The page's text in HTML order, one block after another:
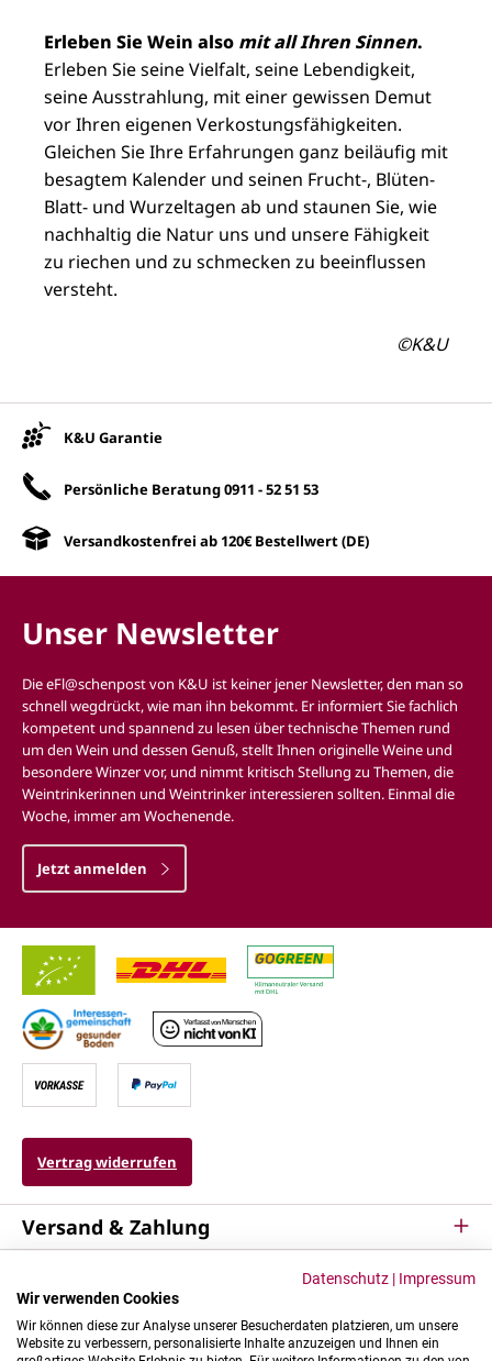
Erleben Sie Wein also mitallIhren Sinnen.
Erleben Sie seine Vielfalt, seine Lebendigkeit,
seine Ausstrahlung, mit einer gewissen Demut
vor Ihren eigenen Verkostungsfähigkeiten.
Gleichen Sie Ihre Erfahrungen ganz beiläufig mit
besagtem Kalender und seinen Frucht-, Blüten-
Blatt- und Wurzeltagen ab und staunen Sie, wie
nachhaltig die Natur uns und unsere Fähigkeit
zu riechen und zu schmecken zu beeinflussen
versteht.
©K&U
K&U Garantie
Persönliche Beratung0911 - 52 51 53
Versandkostenfrei ab 120€ Bestellwert (DE)
Unser Newsletter
Die eFl@schenpost von K&U ist keiner jener Newsletter, den man so
schnell wegdrückt, wie man ihn bekommt. Er informiert Sie fachlich
kompetent und spannend zu lesen über technische Themen rund
um den Wein und dessen Genuß, stellt Ihnen originelle Weine und
besondere Winzer vor, und nimmt kritisch Stellung zu Themen, die
Weintrinkerinnen und Weintrinker interessieren sollten. Einmal die
Woche, immer am Wochenende.
Jetzt anmelden
Vertrag widerrufen
Versand & Zahlung
Kontakt & Mehr
Datenschutz | Impressum
Wir verwenden Cookies
Wir können diese zur Analyse unserer Besucherdaten platzieren, um unsere
Website zu verbessern, personalisierte Inhalte anzuzeigen und Ihnen ein